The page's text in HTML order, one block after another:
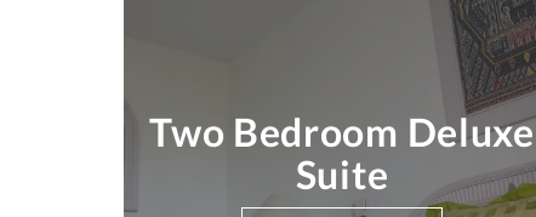
Two Bedroom Deluxe
Suite